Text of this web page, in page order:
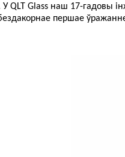
У QLT Glass наш 17-
першае